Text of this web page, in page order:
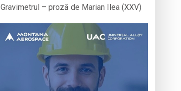
Gravimetrul – proză de Marian Ilea (XXV)